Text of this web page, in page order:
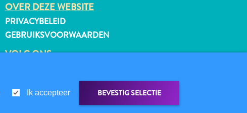
OVER DEZE WEBSITE
PRIVACYBELEID
GEBRUIKSVOORWAARDEN
VOLG ONS
Ik accepteer BEVESTIG SELECTIE